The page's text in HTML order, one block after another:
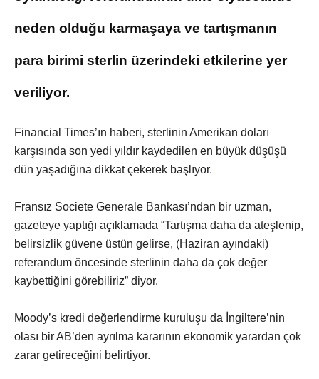
neden olduğu karmaşaya ve tartışmanın
para birimi sterlin üzerindeki etkilerine yer
veriliyor.
Financial Times’ın haberi, sterlinin Amerikan doları
karşısında son yedi yıldır kaydedilen en büyük düşüşü
dün yaşadığına dikkat çekerek başlıyor.
Fransız Societe Generale Bankası’ndan bir uzman,
gazeteye yaptığı açıklamada “Tartışma daha da ateşlenip,
belirsizlik güvene üstün gelirse, (Haziran ayındaki)
referandum öncesinde sterlinin daha da çok değer
kaybettiğini görebiliriz” diyor.
Moody’s kredi değerlendirme kuruluşu da İngiltere’nin
olası bir AB’den ayrılma kararının ekonomik yarardan çok
zarar getireceğini belirtiyor.